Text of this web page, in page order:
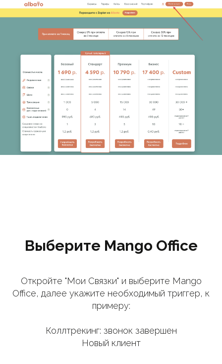
Выберите Mango Office
Откройте "Мои Связки" и выберите Mango
Office, далее укажите необходимый триггер, к
примеру:
Коллтрекинг: звонок завершен
Новый клиент